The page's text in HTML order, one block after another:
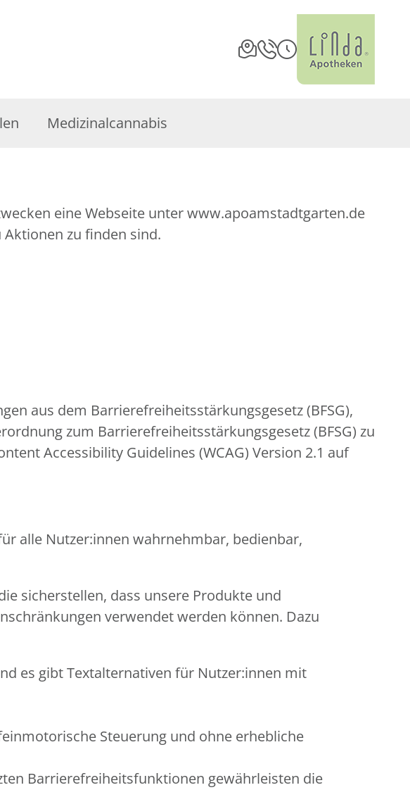
Medizinalcannabis
eine Webseite unter www.apoamstadtgarten.de
zu finden sind.
aus dem Barrierefreiheitsstärkungsgesetz (BFSG),
zum Barrierefreiheitsstärkungsgesetz (BFSG) zu
Accessibility Guidelines (WCAG) Version 2.1 auf
alle Nutzer:innen wahrnehmbar, bedienbar,
sicherstellen, dass unsere Produkte und
verwendet werden können. Dazu
es gibt Textalternativen für Nutzer:innen mit
Steuerung und ohne erhebliche
Barrierefreiheitsfunktionen gewährleisten die